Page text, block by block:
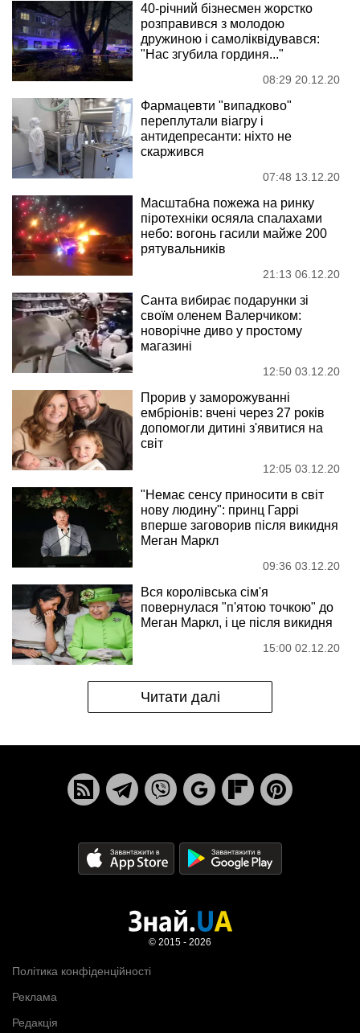
40-річний бізнесмен жорстко
розправився з молодою
дружиною і самоліквідувався:
"Нас згубила гординя..."
08:29 20.12.20
Фармацевти "випадково"
переплутали віагру і
антидепресанти: ніхто не
скаржився
07:48 13.12.20
Масштабна пожежа на ринку
піротехніки осяяла спалахами
небо: вогонь гасили майже 200
рятувальників
21:13 06.12.20
Санта вибирає подарунки зі
своїм оленем Валерчиком:
новорічне диво у простому
магазині
12:50 03.12.20
Прорив у заморожуванні
ембріонів: вчені через 27 років
допомогли дитині з'явитися на
світ
12:05 03.12.20
"Немає сенсу приносити в світ
нову людину": принц Гаррі
вперше заговорив після викидня
Меган Маркл
09:36 03.12.20
Вся королівська сім'я
повернулася "п'ятою точкою" до
Меган Маркл, і це після викидня
15:00 02.12.20
Читати далі
Політика конфіденційності
Реклама
Редакція
© 2015 - 2026